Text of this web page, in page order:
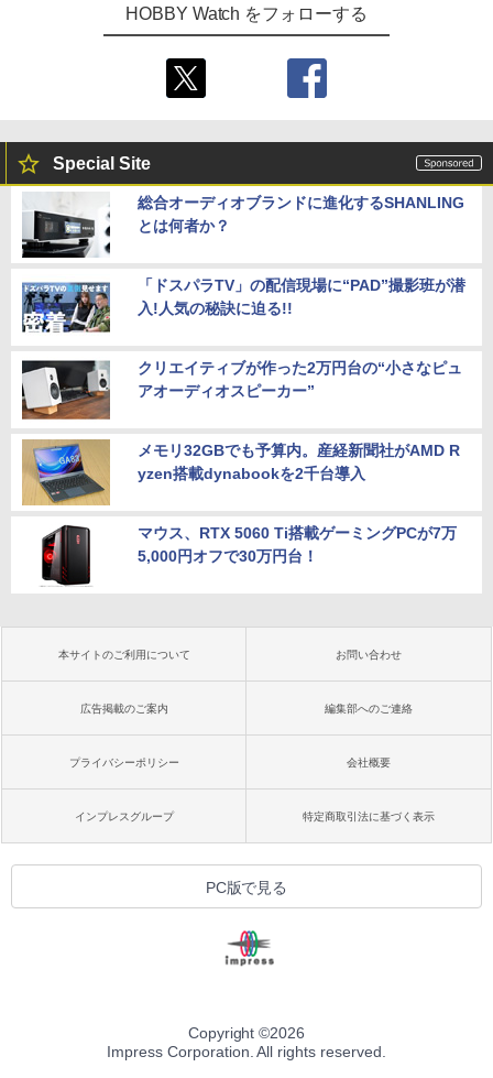
HOBBY Watch をフォローする
Special Site
総合オーディオブランドに進化するSHANLING
とは何者か？
「ドスパラTV」の配信現場に“PAD”撮影班が潜
入!人気の秘訣に迫る!!
クリエイティブが作った2万円台の“小さなピュ
アオーディオスピーカー”
メモリ32GBでも予算内。産経新聞社がAMD R
yzen搭載dynabookを2千台導入
マウス、RTX 5060 Ti搭載ゲーミングPCが7万
5,000円オフで30万円台！
本サイトのご利用について お問い合わせ
広告掲載のご案内 編集部へのご連絡
プライバシーポリシー 会社概要
インプレスグループ 特定商取引法に基づく表示
PC版で見る
Copyright ©2026
Impress Corporation. All rights reserved.